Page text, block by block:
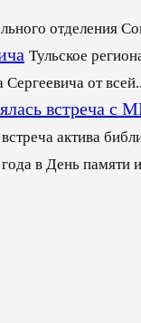
отделения
Тульское
от
актива
в День памяти